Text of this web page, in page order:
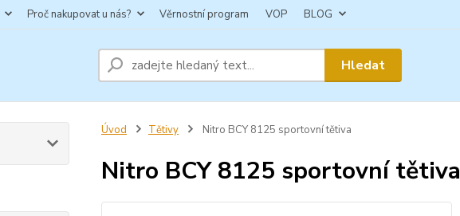
Proč nakupovat u nás? Věrnostní program VOP BLOG
Hledat
Úvod Tětivy Nitro BCY 8125 sportovní tětiva
Nitro BCY 8125 sportovní tětiva